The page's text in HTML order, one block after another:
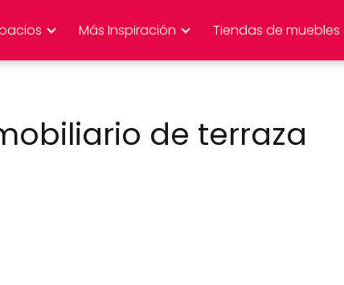
Más Inspiración Tiendas de muebles
de terraza